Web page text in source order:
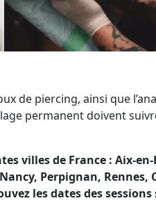
de piercing, ainsi que
permanent doivent
villes de France : Aix-
Perpignan,
les dates des sessions